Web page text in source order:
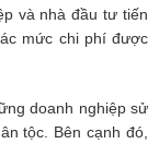
và nhà đầu tư tiến
mức chi phí được
doanh nghiệp sử
tộc. Bên cạnh đó,